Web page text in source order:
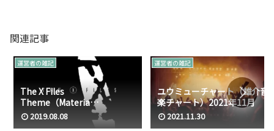
関連記事
運営者の雑記
The X Files
Theme（Materia
Primoris）を聴き比べてみ
た。
2019.08.08
運営者の雑記
ユウミューチャート（雄介音
楽チャート）2021年11月
2021.11.30